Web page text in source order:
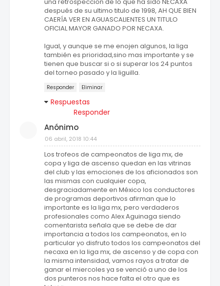
después de su ultimo titulo de 1998, AH QUE BIEN
CAERÍA VER EN AGUASCALIENTES UN TITULO
OFICIAL MAYOR GANADO POR NECAXA.
Igual, y aunque se me enojen algunos, la liga
también es prioridad,sino mas importante y se
tienen que buscar si o si superar los 24 puntos
del torneo pasado y la liguilla.
Responder Eliminar
Respuestas
Responder
Anónimo
06 abril, 2018 10:44
Los trofeos de campeonatos de liga mx, de
copa y liga de ascenso quedan en las vitrinas
del club y las emociones de los aficionados son
las mismas con cualquier copa,
desgraciadamente en México los conductores
de programas deportivos afirman que lo
importante es la liga mx, pero verdaderos
profesionales como Alex Aguinaga siendo
comentarista señala que se debe de dar
importancia a todos los campeonatos, en lo
particular yo disfruto todos los campeonatos del
necaxa en la liga mx, de ascenso y de copa con
la misma intensidad, vamos rayos a tratar de
ganar el miercoles ya se venció a uno de los
dos punteros nos hace falta el otro que es